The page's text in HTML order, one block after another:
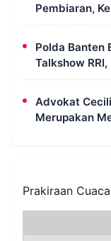
Pembiaran,
Jalan
Polda Banten
Talkshow
Pidana
Advokat
Merupakan
Prakiraan Cuaca